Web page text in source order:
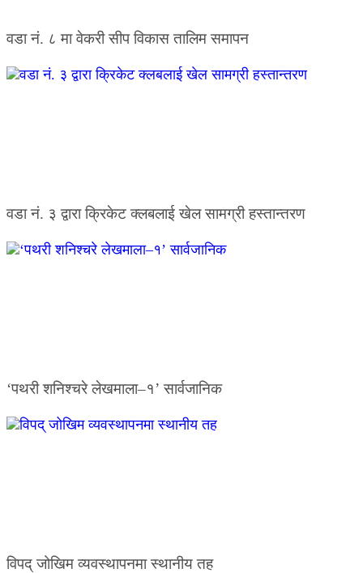
वडा नं. ८ मा वेकरी सीप विकास तालिम समापन
वडा नं. ३ द्वारा क्रिकेट क्लबलाई खेल सामग्री हस्तान्तरण
‘पथरी शनिश्चरे लेखमाला–१’ सार्वजानिक
विपद् जोखिम व्यवस्थापनमा स्थानीय तह